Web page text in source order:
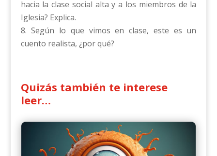
hacia la clase social alta y a los miembros de la
Iglesia? Explica.
8. Según lo que vimos en clase, este es un
cuento realista, ¿por qué?
Quizás también te interese
leer…